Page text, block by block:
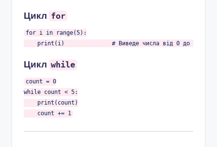
Цикл for
for i in range(5):
    print(i)
# Виведе числа від 0 до 4
Цикл while
count = 0
while count < 5:
    print(count)
    count +=
1